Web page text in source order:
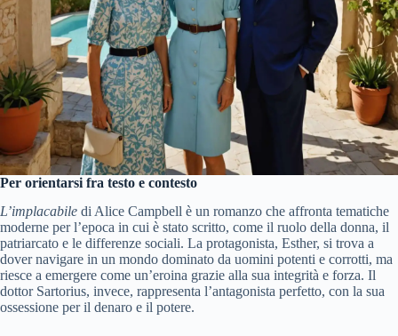
Per orientarsi fra testo e contesto
L’implacabile di Alice Campbell è un romanzo che affronta tematiche
moderne per l’epoca in cui è stato scritto, come il ruolo della donna, il
patriarcato e le differenze sociali. La protagonista, Esther, si trova a
dover navigare in un mondo dominato da uomini potenti e corrotti, ma
riesce a emergere come un’eroina grazie alla sua integrità e forza. Il
dottor Sartorius, invece, rappresenta l’antagonista perfetto, con la sua
ossessione per il denaro e il potere.